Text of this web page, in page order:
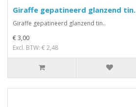
Giraffe gepatineerd glanzend tin.
Giraffe gepatineerd glanzend tin..
€ 3,00
Excl. BTW: € 2,48